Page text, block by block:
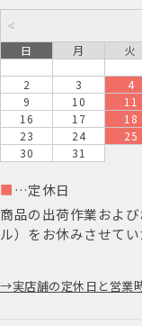
<
日 月 火
2
3 4
9
10 11
16
17 18
23
24 25
30
31
■ …定休日
商品の出荷作業およ
ル）をお休みさせてい
実店舗の定休日と営業